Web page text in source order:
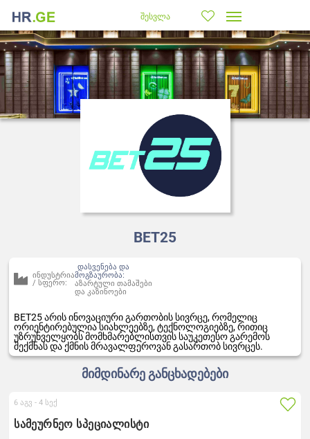
შესვლა
BET25
ინდუსტრია
/ სფერო:
დასვენება და
მოგზაურობა:
აზარტული თამაშები
და კაზინოები
BET25 არის ინოვაციური გართობის სივრცე, რომელიც
ორიენტირებულია სიახლეებზე, ტექნოლოგიებზე, რითიც
უზრუნველყობს მომხმარებლისთვის საუკეთესო გარემოს
შექმნას და ქმნის მრავალფეროვან გასართობ სივრცეს.
მიმდინარე განცხადებები
სამეურნეო სპეციალისტი
6 აგვ -4 სექ